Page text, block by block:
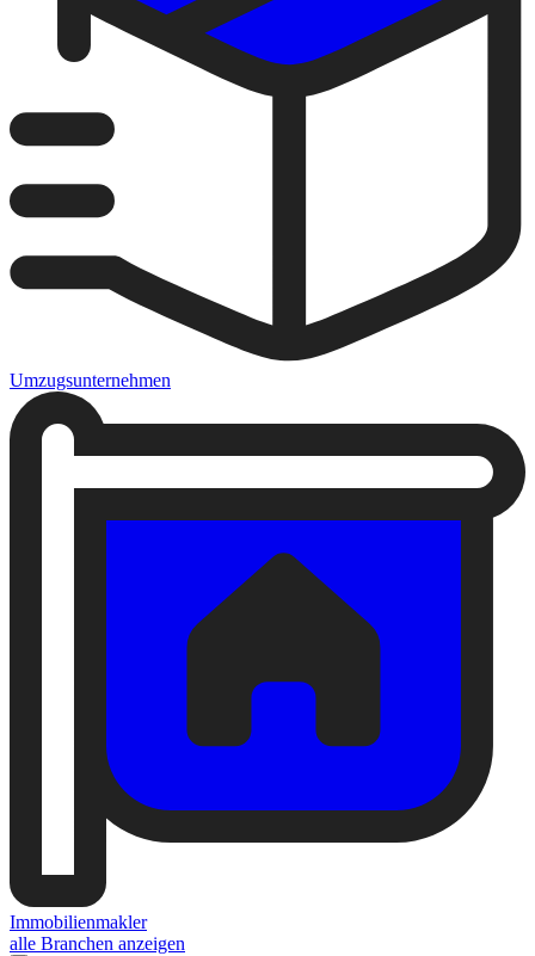
Umzugsunternehmen
Immobilienmakler
alle Branchen anzeigen